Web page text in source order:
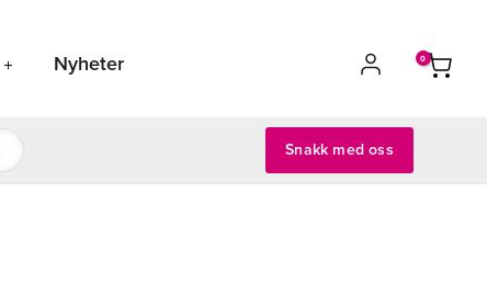
Nyheter
Snakk med oss